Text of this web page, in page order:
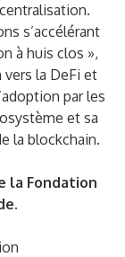
s’accélérant
à huis clos »,
la DeFi et
par les
et sa
la blockchain.
la Fondation